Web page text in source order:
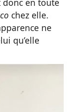
donc en toute
chez elle.
ne
qu’elle